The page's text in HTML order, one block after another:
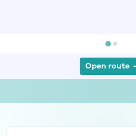
Open route